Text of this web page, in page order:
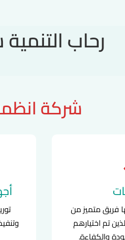
رحاب
شركة
فريق متميز من
تم اختيارهم
والكفاءة.